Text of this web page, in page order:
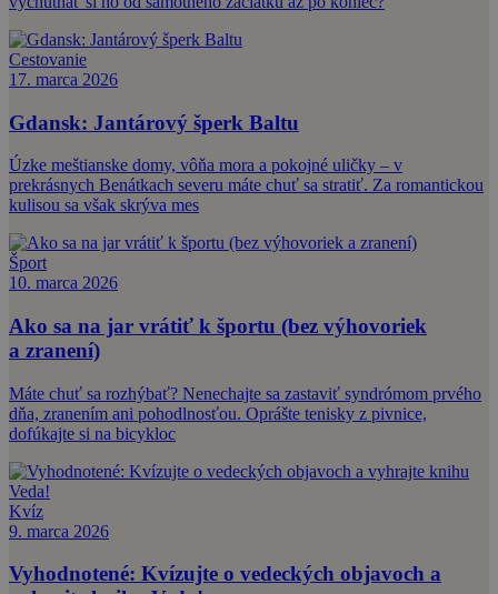
Cestovanie
17. marca 2026
Gdansk: Jantárový šperk Baltu
Úzke meštianske domy, vôňa mora a pokojné uličky – v
prekrásnych Benátkach severu máte chuť sa stratiť. Za romantickou
kulisou sa však skrýva mes
Šport
10. marca 2026
Ako sa na jar vrátiť k športu (bez výhovoriek
a zranení)
Máte chuť sa rozhýbať? Nenechajte sa zastaviť syndrómom prvého
dňa, zranením ani pohodlnosťou. Oprášte tenisky z pivnice,
dofúkajte si na bicykloc
Kvíz
9. marca 2026
Vyhodnotené: Kvízujte o vedeckých objavoch a